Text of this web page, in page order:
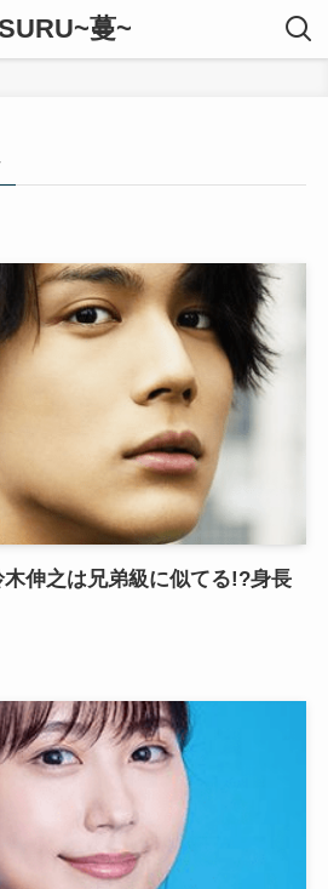
蔓~
伸之は兄弟級に似てる!?身長